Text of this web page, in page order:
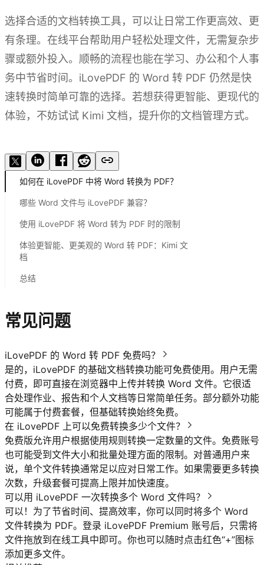
选择合适的文档转换工具，可以让日常工作更高效、更
有条理。在线平台帮助用户轻松处理文件，无需复杂步
骤或额外投入。顺畅的流程也能在学习、办公和个人事
务中节省时间。iLovePDF 的 Word 转 PDF 仍然是快
速转换时简单可靠的选择。若想获得更智能、更现代的
体验，不妨试试 Kimi 文档，提升你的文档管理方式。
如何在 iLovePDF 中将 Word 转换为 PDF？
哪些 Word 文件与 iLovePDF 兼容？
使用 iLovePDF 将 Word 转为 PDF 时的限制
体验更智能、更美观的 Word 转 PDF：Kimi 文
档
总结
常见问题
iLovePDF 的 Word 转 PDF 免费吗？
是的，iLovePDF 的基础文档转换功能可免费使用。用户无需
付费，即可直接在浏览器中上传并转换 Word 文件。它很适
合处理作业、报告和个人文档等日常简单任务。部分额外功能
可能属于付费套餐，但基础转换始终免费。
在 iLovePDF 上可以免费转换多少个文件？
免费版允许用户根据使用规则转换一定数量的文件。免费账号
也可能受到文件大小和批量处理方面的限制。对普通用户来
说，单个文件转换通常足以应对日常工作。如果需要更多转换
次数，升级套餐可提高上限并加快速度。
可以用 iLovePDF 一次转换多个 Word 文件吗？
可以！为了节省时间、提高效率，你可以同时将多个 Word
文件转换为 PDF。登录 iLovePDF Premium 账号后，只需将
文件拖放到在线工具中即可。你也可以随时点击红色“+”图标
添加更多文件。